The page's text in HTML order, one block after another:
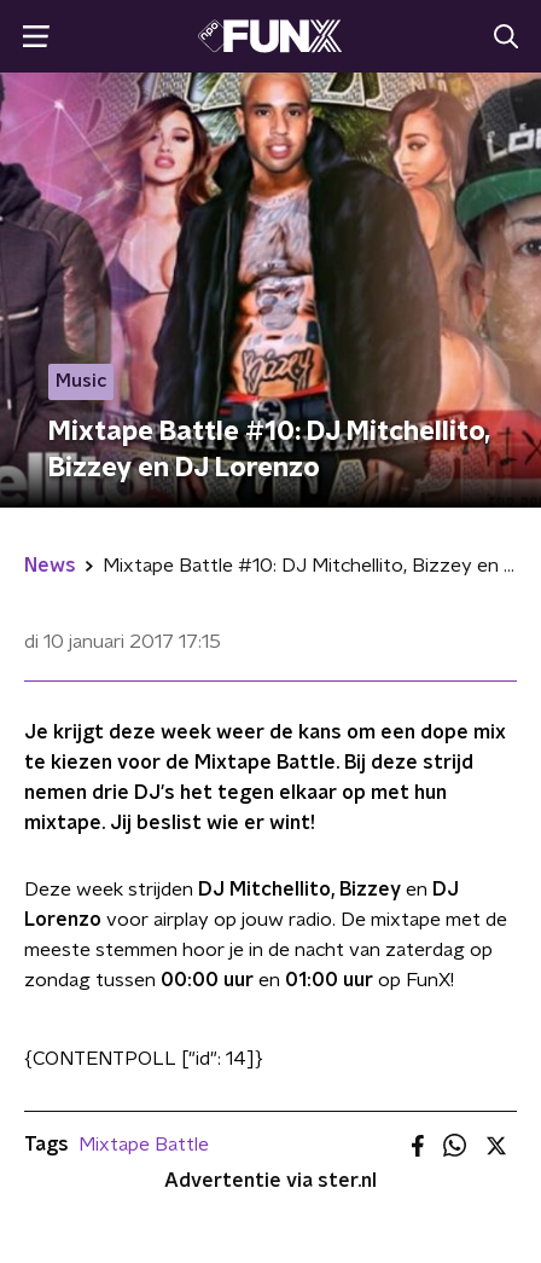
Music
Mixtape Battle #10: DJ Mitchellito,
Bizzey en DJ Lorenzo
News Mixtape Battle #10: DJ Mitchellito, Bizzey en DJ Lorenzo
di 10 januari 2017 17:15
Je krijgt deze week weer de kans om een dope mix
te kiezen voor de Mixtape Battle. Bij deze strijd
nemen drie DJ's het tegen elkaar op met hun
mixtape. Jij beslist wie er wint!
Deze week strijden DJ Mitchellito, Bizzey en DJ
Lorenzo voor airplay op jouw radio. De mixtape met de
meeste stemmen hoor je in de nacht van zaterdag op
zondag tussen 00:00 uur en 01:00 uur op FunX!
{CONTENTPOLL ["id": 14]}
Tags
Mixtape Battle
Advertentie via ster.nl